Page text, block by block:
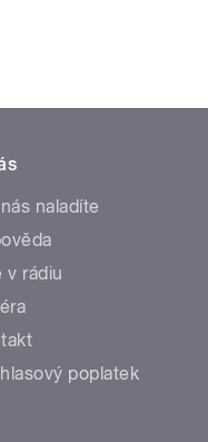
naladíte
v rádiu
poplatek